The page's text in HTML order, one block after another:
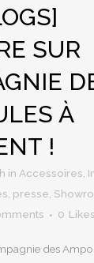
SUR
À
!
in Accessoires
presse
0 Likes
des